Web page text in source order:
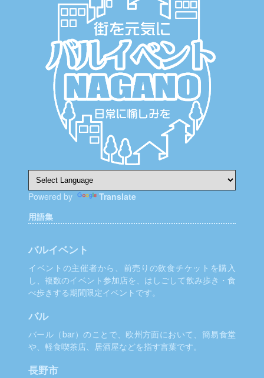
Powered by
Translate
用語集
バルイベント
イベントの主催者から、前売りの飲食チケットを購入
し、複数のイベント参加店を、はしごして飲み歩き・食
べ歩きする期間限定イベントです。
バル
バール（bar）のことで、欧州方面において、簡易食堂
や、軽食喫茶店、居酒屋などを指す言葉です。
長野市